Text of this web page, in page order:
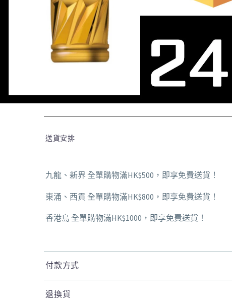
送貨安排
九龍、新界 全單購物滿HK$500，即享免費送貨！
東涌、西貢 全單購物滿HK$800，即享免費送貨！
香港島 全單購物滿HK$1000，即享免費送貨！
付款方式
退換貨